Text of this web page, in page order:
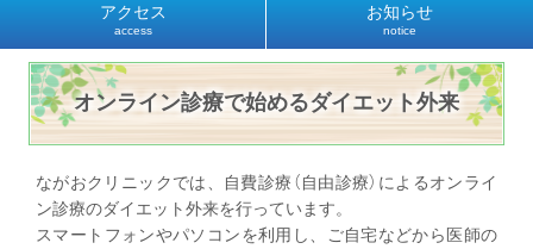
アクセス
access
お知らせ
notice
オンライン診療で始めるダイエット外来
ながおクリニックでは、自費診療（自由診療）によるオンライ
ン診療のダイエット外来を行っています。
スマートフォンやパソコンを利用し、ご自宅などから医師の